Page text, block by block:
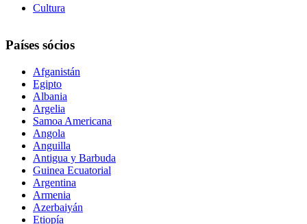
Cultura
Países sócios
Afganistán
Egipto
Albania
Argelia
Samoa Americana
Angola
Anguilla
Antigua y Barbuda
Guinea Ecuatorial
Argentina
Armenia
Azerbaiyán
Etiopía